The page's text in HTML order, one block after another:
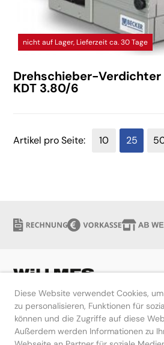
Diese Website verwendet Cookies,
zu personalisieren, Funktionen für
können und die Zugriffe auf diese
Außerdem werden Informationen zu
nicht auf Lager, Lieferzeit ca. 30 Tage
Drehschieber-Verdichter
KDT 3.80/6
Artikel pro Seite: 10 25
Hilfe